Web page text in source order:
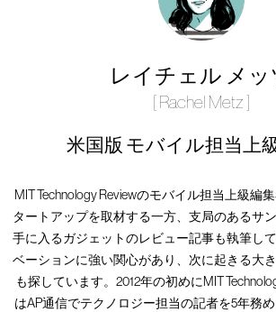
レイチェル メッ
[ Rachel Metz ]
米国版 モバイル担当上
MIT Technology Reviewのモバイル担当上級編
タートアップを取材する一方、支局のあるサ
手に入るガジェットのレビュー記事も執筆し
ベーションに強い関心があり、次に起きる大
も探しています。2012年の初めにMIT
はAP通信でテクノロジー担当の記者を5年務